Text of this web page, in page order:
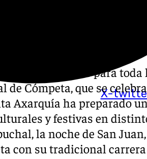
X-
y actividades para toda
de Cómpeta, que se
Axarquía ha preparado
y festivas en
la noche de San
con su tradicional